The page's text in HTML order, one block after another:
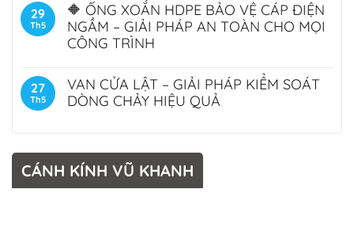
29
Th5
🔶 ỐNG XOẮN HDPE BẢO VỆ CÁP ĐIỆN
NGẦM – GIẢI PHÁP AN TOÀN CHO MỌI
CÔNG TRÌNH
27
Th5
VAN CỬA LẬT – GIẢI PHÁP KIỂM SOÁT
DÒNG CHẢY HIỆU QUẢ
CÁNH KÍNH VŨ KHANH